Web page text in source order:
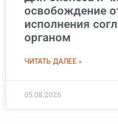
освобождение
исполнения
органом
ЧИТАТЬ ДАЛЕЕ »
05.08.2026